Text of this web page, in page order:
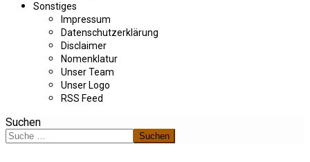
Sonstiges
Impressum
Datenschutzerklärung
Disclaimer
Nomenklatur
Unser Team
Unser Logo
RSS Feed
Suchen
Suchen